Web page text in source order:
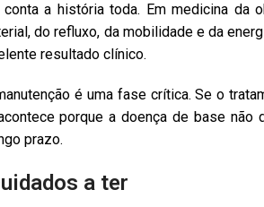
a história toda. Em medicina
do refluxo, da mobilidade e da
resultado clínico.
é uma fase crítica. Se o
porque a doença de base não
prazo.
a ter